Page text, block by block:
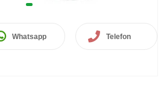
Whatsapp Telefon